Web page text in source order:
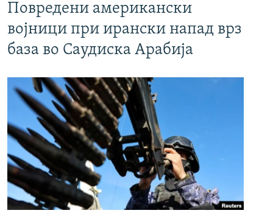
Повредени американски
војници при ирански напад врз
база во Саудиска Арабија